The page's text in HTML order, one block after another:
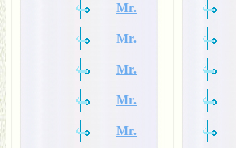
Mr.
Mr.
Mr.
Mr.
Mr.